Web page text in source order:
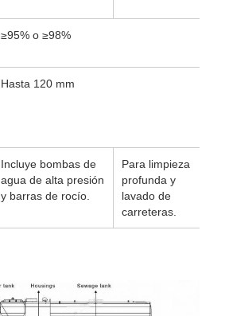
≥95% o ≥98%
Hasta 120 mm
Incluye bombas de
agua de alta presión
y barras de rocío.
Para limpieza
profunda y
lavado de
carreteras.